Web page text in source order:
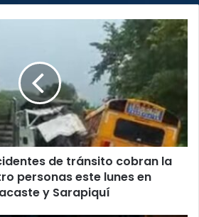
de tránsito cobran la
personas este lunes en
y Sarapiquí